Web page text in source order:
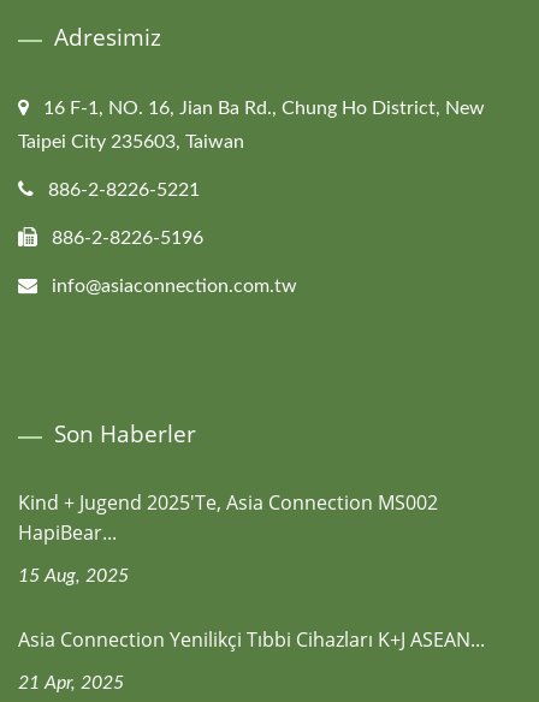
Adresimiz
16 F-1, NO. 16, Jian Ba Rd., Chung Ho District, New
Taipei City 235603, Taiwan
886-2-8226-5221
886-2-8226-5196
info@asiaconnection.com.tw
Son Haberler
Kind + Jugend 2025'te, Asia Connection MS002
HapiBear...
15 Aug, 2025
Asia Connection Yenilikçi Tıbbi Cihazları K+J ASEAN...
21 Apr, 2025